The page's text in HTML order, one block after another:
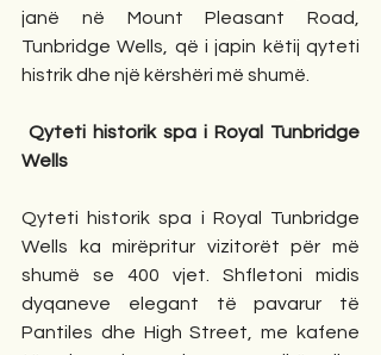
janë në Mount Pleasant Road,
Tunbridge Wells, që i japin këtij qyteti
histrik dhe një kërshëri më shumë.
Qyteti historik spa i Royal Tunbridge
Wells
Qyteti historik spa i Royal Tunbridge
Wells ka mirëpritur vizitorët për më
shumë se 400 vjet. Shfletoni midis
dyqaneve elegant të pavarur të
Pantiles dhe High Street, me kafene